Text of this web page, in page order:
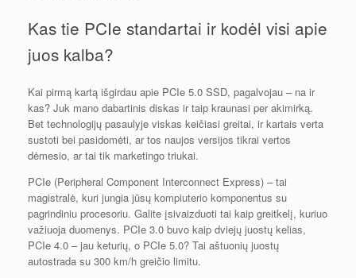
Kas tie PCIe standartai ir kodėl visi apie
juos kalba?
Kai pirmą kartą išgirdau apie PCIe 5.0 SSD, pagalvojau – na ir
kas? Juk mano dabartinis diskas ir taip kraunasi per akimirką.
Bet technologijų pasaulyje viskas keičiasi greitai, ir kartais verta
sustoti bei pasidomėti, ar tos naujos versijos tikrai vertos
dėmesio, ar tai tik marketingo triukai.
PCIe (Peripheral Component Interconnect Express) – tai
magistralė, kuri jungia jūsų kompiuterio komponentus su
pagrindiniu procesoriu. Galite įsivaizduoti tai kaip greitkelį, kuriuo
važiuoja duomenys. PCIe 3.0 buvo kaip dviejų juostų kelias,
PCIe 4.0 – jau keturių, o PCIe 5.0? Tai aštuonių juostų
autostrada su 300 km/h greičio limitu.